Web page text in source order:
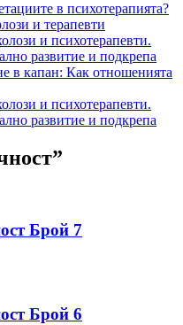
в психотерапията?
и терапевти
и психотерапевти.
развитие и подкрепа
в капан: Как отношенията
и психотерапевти.
развитие и подкрепа
Брой 7
Брой 6